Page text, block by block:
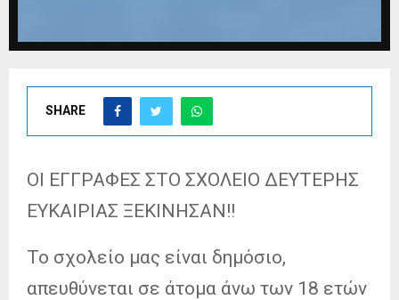
SHARE
ΟΙ ΕΓΓΡΑΦΕΣ ΣΤΟ ΣΧΟΛΕΙΟ ΔΕΥΤΕΡΗΣ
ΕΥΚΑΙΡΙΑΣ ΞΕΚΙΝΗΣΑΝ!!
Το σχολείο μας είναι δημόσιο,
απευθύνεται σε άτομα άνω των 18 ετών